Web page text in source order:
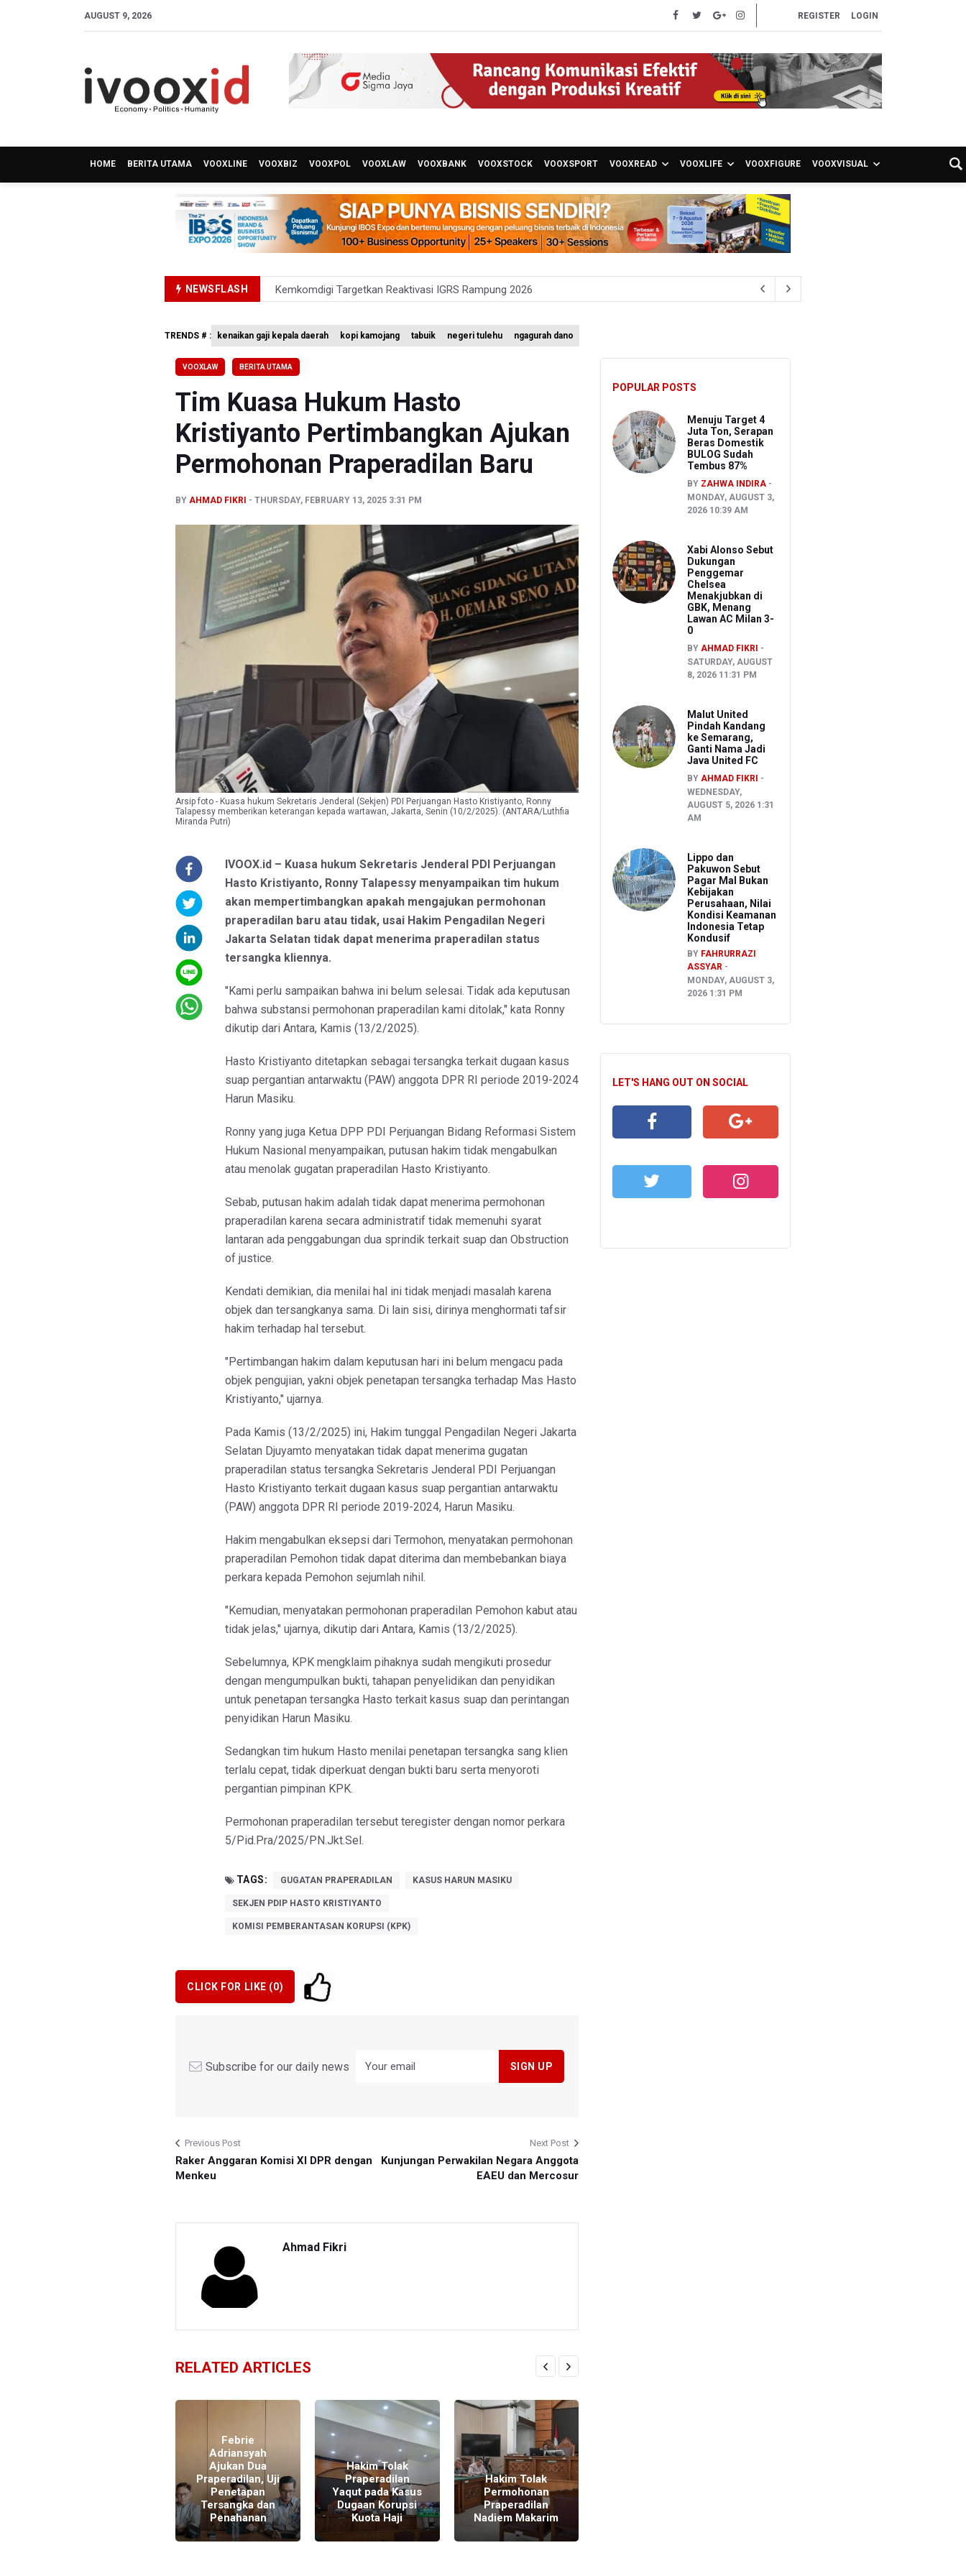
AUGUST 9, 2026 REGISTER LOGIN
HOME BERITA UTAMA VOOXLINE VOOXBIZ VOOXPOL VOOXLAW VOOXBANK VOOXSTOCK VOOXSPORT VOOXREAD VOOXLIFE VOOXFIGURE VOOXVISUAL
NEWSFLASH
Kemkomdigi Targetkan Reaktivasi IGRS Rampung 2026
BGN Wajibkan Ompreng MBG Cantumkan Batas Waktu Konsumsi Mulai Pekan Depan
BEI Catat Pertumbuhan Investor Saham Capai 10,05 Juta SID
Flores Bersiap Gelar Festival Golo Koe 2026, Promosikan Wisata Berkelanjutan
TRENDS # : kenaikan gaji kepala daerah kopi kamojang tabuik negeri tulehu ngagurah dano
VOOXLAW BERITA UTAMA
Tim Kuasa Hukum Hasto
Kristiyanto Pertimbangkan Ajukan
Permohonan Praperadilan Baru
BY AHMAD FIKRI THURSDAY, FEBRUARY 13, 2025 3:31 PM
Arsip foto - Kuasa hukum Sekretaris Jenderal (Sekjen) PDI Perjuangan Hasto Kristiyanto, Ronny
Talapessy memberikan keterangan kepada wartawan, Jakarta, Senin (10/2/2025). (ANTARA/Luthfia
Miranda Putri)
IVOOX.id – Kuasa hukum Sekretaris Jenderal PDI Perjuangan
Hasto Kristiyanto, Ronny Talapessy menyampaikan tim hukum
akan mempertimbangkan apakah mengajukan permohonan
praperadilan baru atau tidak, usai Hakim Pengadilan Negeri
Jakarta Selatan tidak dapat menerima praperadilan status
tersangka kliennya.
"Kami perlu sampaikan bahwa ini belum selesai. Tidak ada keputusan
bahwa substansi permohonan praperadilan kami ditolak," kata Ronny
dikutip dari Antara, Kamis (13/2/2025).
Hasto Kristiyanto ditetapkan sebagai tersangka terkait dugaan kasus
suap pergantian antarwaktu (PAW) anggota DPR RI periode 2019-2024
Harun Masiku.
Ronny yang juga Ketua DPP PDI Perjuangan Bidang Reformasi Sistem
Hukum Nasional menyampaikan, putusan hakim tidak mengabulkan
atau menolak gugatan praperadilan Hasto Kristiyanto.
Sebab, putusan hakim adalah tidak dapat menerima permohonan
praperadilan karena secara administratif tidak memenuhi syarat
lantaran ada penggabungan dua sprindik terkait suap dan Obstruction
of justice.
Kendati demikian, dia menilai hal ini tidak menjadi masalah karena
objek dan tersangkanya sama. Di lain sisi, dirinya menghormati tafsir
hakim terhadap hal tersebut.
"Pertimbangan hakim dalam keputusan hari ini belum mengacu pada
objek pengujian, yakni objek penetapan tersangka terhadap Mas Hasto
Kristiyanto," ujarnya.
Pada Kamis (13/2/2025) ini, Hakim tunggal Pengadilan Negeri Jakarta
Selatan Djuyamto menyatakan tidak dapat menerima gugatan
praperadilan status tersangka Sekretaris Jenderal PDI Perjuangan
Hasto Kristiyanto terkait dugaan kasus suap pergantian antarwaktu
(PAW) anggota DPR RI periode 2019-2024, Harun Masiku.
Hakim mengabulkan eksepsi dari Termohon, menyatakan permohonan
praperadilan Pemohon tidak dapat diterima dan membebankan biaya
perkara kepada Pemohon sejumlah nihil.
"Kemudian, menyatakan permohonan praperadilan Pemohon kabut atau
tidak jelas," ujarnya, dikutip dari Antara, Kamis (13/2/2025).
Sebelumnya, KPK mengklaim pihaknya sudah mengikuti prosedur
dengan mengumpulkan bukti, tahapan penyelidikan dan penyidikan
untuk penetapan tersangka Hasto terkait kasus suap dan perintangan
penyidikan Harun Masiku.
Sedangkan tim hukum Hasto menilai penetapan tersangka sang klien
terlalu cepat, tidak diperkuat dengan bukti baru serta menyoroti
pergantian pimpinan KPK.
Permohonan praperadilan tersebut teregister dengan nomor perkara
5/Pid.Pra/2025/PN.Jkt.Sel.
TAGS: GUGATAN PRAPERADILAN KASUS HARUN MASIKU
SEKJEN PDIP HASTO KRISTIYANTO
KOMISI PEMBERANTASAN KORUPSI (KPK)
CLICK FOR LIKE (0)
Subscribe for our daily news
Previous Post
Raker Anggaran Komisi XI DPR dengan
Menkeu
Next Post
Kunjungan Perwakilan Negara Anggota
EAEU dan Mercosur
Ahmad Fikri
RELATED ARTICLES
Febrie
Adriansyah
Ajukan Dua
Praperadilan, Uji
Penetapan
Tersangka dan
Penahanan
Hakim Tolak
Praperadilan
Yaqut pada Kasus
Dugaan Korupsi
Kuota Haji
Hakim Tolak
Permohonan
Praperadilan
Nadiem Makarim
POPULAR POSTS
Menuju Target 4
Juta Ton, Serapan
Beras Domestik
BULOG Sudah
Tembus 87%
BY ZAHWA INDIRA
MONDAY, AUGUST 3,
2026 10:39 AM
Xabi Alonso Sebut
Dukungan
Penggemar
Chelsea
Menakjubkan di
GBK, Menang
Lawan AC Milan 3-
0
BY AHMAD FIKRI
SATURDAY, AUGUST
8, 2026 11:31 PM
Malut United
Pindah Kandang
ke Semarang,
Ganti Nama Jadi
Java United FC
BY AHMAD FIKRI
WEDNESDAY,
AUGUST 5, 2026 1:31
AM
Lippo dan
Pakuwon Sebut
Pagar Mal Bukan
Kebijakan
Perusahaan, Nilai
Kondisi Keamanan
Indonesia Tetap
Kondusif
BY FAHRURRAZI
ASSYAR
MONDAY, AUGUST 3,
2026 1:31 PM
LET'S HANG OUT ON SOCIAL